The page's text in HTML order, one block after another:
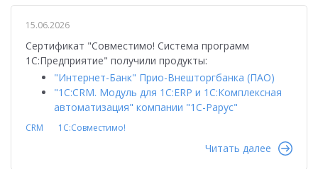
15.06.2026
Сертификат "Совместимо! Система программ
1С:Предприятие" получили продукты:
"Интернет-Банк" Прио-Внешторгбанка (ПАО)
"1С:CRM. Модуль для 1С:ERP и 1С:Комплексная
автоматизация" компании "1C-Рарус"
CRM 1С:Совместимо!
Читать далее